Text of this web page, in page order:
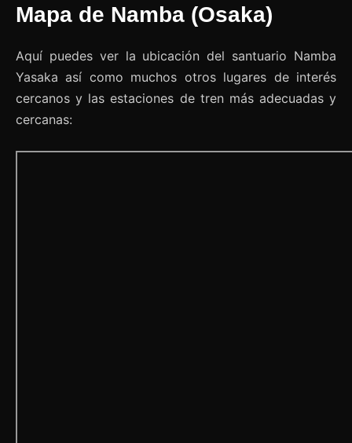
Mapa de Namba (Osaka)
Aquí puedes ver la ubicación del santuario Namba
Yasaka así como muchos otros lugares de interés
cercanos y las estaciones de tren más adecuadas y
cercanas: